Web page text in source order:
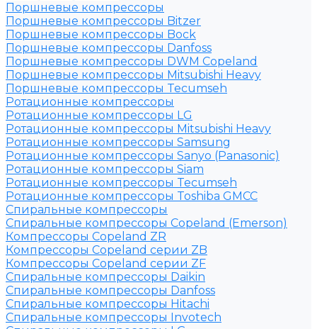
Поршневые компрессоры
Поршневые компрессоры Bitzer
Поршневые компрессоры Bock
Поршневые компрессоры Danfoss
Поршневые компрессоры DWM Copeland
Поршневые компрессоры Mitsubishi Heavy
Поршневые компрессоры Tecumseh
Ротационные компрессоры
Ротационные компрессоры LG
Ротационные компрессоры Mitsubishi Heavy
Ротационные компрессоры Samsung
Ротационные компрессоры Sanyo (Panasonic)
Ротационные компрессоры Siam
Ротационные компрессоры Tecumseh
Ротационные компрессоры Toshiba GMCC
Спиральные компрессоры
Спиральные компрессоры Copeland (Emerson)
Компрессоры Copeland ZR
Компрессоры Copeland серии ZB
Компрессоры Copeland серии ZF
Спиральные компрессоры Daikin
Спиральные компрессоры Danfoss
Спиральные компрессоры Hitachi
Спиральные компрессоры Invotech